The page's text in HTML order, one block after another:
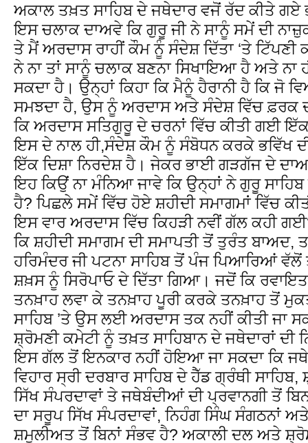
ਅਕਾਲ ਤਖ਼ਤ ਸਾਹਿਬ ਦੇ ਜਥੇਦਾਰ ਵਜੋਂ ਰੱਦ ਕੀਤੇ
ਇਸ ਚਲਾਕ ਦਾਅਵੇ ਕਿ ਗੁਰੂ ਜੀ ਨੇ ਸਾਨੂੰ ਸਮੇਂ ਦੀ
ਤੇ ਮੈਂ ਅਰਦਾਸ ਰਾਹੀਂ ਕੌਮ ਨੂੰ ਸੰਦੇਸ਼ ਦਿੱਤਾ ‘ਤੇ ਟਿੱਪਣੀ
ਨੇ ਨਾ ਤਾਂ ਸਾਨੂੰ ਚਲਾਕ ਬਣਨਾ ਸਿਖਾਇਆ ਹੈ ਅਤੇ ਨਾ
ਸਕਦਾ ਹੈ। ਉਨ੍ਹਾਂ ਕਿਹਾ ਕਿ ਮੈਨੂੰ ਹੈਰਾਨੀ ਹੈ ਕਿ
ਸਮਝਦਾ ਹੈ, ਉਸ ਨੂੰ ਅਰਦਾਸ ਅਤੇ ਸੰਦੇਸ਼ ਵਿੱਚ ਫ਼ਰਕ
ਕਿ ਅਰਦਾਸ ਸਤਿਗੁਰੂ ਦੇ ਚਰਨਾਂ ਵਿੱਚ ਕੀਤੀ ਗਈ
ਇਸ ਦੇ ਨਾਲ ਹੀ,ਸੰਦੇਸ਼ ਕੌਮ ਨੂੰ ਸੰਬੋਧਨ ਕਰਕੇ ਭਵਿੱਖ
ਇੱਕ ਦਿਸ਼ਾ ਨਿਰਦੇਸ਼ ਹੈ। ਜੇਕਰ ਭਾਈ ਗੜਗੱਜ ਦੇ
ਇਹ ਕਿਉਂ ਨਾ ਮੰਨਿਆ ਜਾਵੇ ਕਿ ਉਨ੍ਹਾਂ ਨੇ ਗੁਰੂ ਸਾਹਿਬ
ਹੈ? ਪਿਛਲੇ ਸਮੇਂ ਵਿੱਚ ਹੋਏ ਸ਼ਹੀਦੀ ਸਮਾਗਮਾਂ ਵਿੱਚ
ਇਸ ਵਾਰ ਅਰਦਾਸ ਵਿੱਚ ਕਿਹੜੀ ਨਵੀਂ ਗੱਲ ਕਹੀ
ਕਿ ਸ਼ਹੀਦੀ ਸਮਾਗਮ ਦੀ ਸਮਾਪਤੀ ਤੋਂ ਤੁਰੰਤ ਬਾਅਦ,
ਹਰਿਮੰਦਰ ਜੀ ਪਟਨਾ ਸਾਹਿਬ ਤੋਂ ਪੰਜ ਪਿਆਰਿਆਂ
ਸ਼ਖ਼ਸ ਨੂੰ ਸਿਰੋਪਾਓ ਦੇ ਦਿੱਤਾ ਗਿਆ। ਜਦੋਂ ਕਿ
ਤਨਖ਼ਾਹ ਲਵਾ ਕੇ ਤਨਖ਼ਾਹ ਪੂਰੀ ਕਰਕੇ ਤਨਖ਼ਾਹ ਤੋਂ
ਸਾਹਿਬ ’ਤੇ ਉਸ ਲਈ ਅਰਦਾਸ ਤਕ ਨਹੀਂ ਕੀਤੀ ਜਾ
ਸ਼੍ਰੋਮਣੀ ਕਮੇਟੀ ਨੂੰ ਤਖ਼ਤ ਸਾਹਿਬਾਨ ਦੇ ਜਥੇਦਾਰਾਂ ਦੀ
ਇਸ ਗੱਲ ਤੋਂ ਇਨਕਾਰ ਨਹੀਂ ਹੋਇਆ ਜਾ ਸਕਦਾ ਕਿ
ਵਿਹਾਰ ਸ੍ਰੀ ਦਰਬਾਰ ਸਾਹਿਬ ਦੇ ਹੈੱਡ ਗ੍ਰੰਥੀ
ਸਿੱਖ ਸੰਪਰਦਾਵਾਂ ਤੇ ਜਥੇਬੰਦੀਆਂ ਦੀ ਪ੍ਰਵਾਨਗੀ ਤੋਂ
ਦਾ ਸਰੂਪ ਸਿੱਖ ਸੰਪਰਦਾਵਾਂ, ਨਿਹੰਗ ਸਿੰਘ ਸੰਗਠਨਾਂ
ਸ਼ਮੂਲੀਅਤ ਤੋਂ ਬਿਨਾਂ ਸੰਭਵ ਹੈ? ਅਕਾਲੀ ਦਲ ਅਤੇ